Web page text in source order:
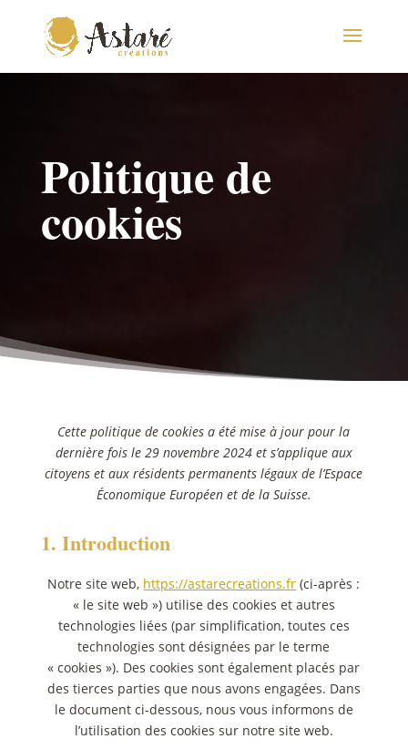
Politique de
cookies
Cette politique de cookies a été mise à jour pour la
dernière fois le 29 novembre 2024 et s’applique aux
citoyens et aux résidents permanents légaux de l’Espace
Économique Européen et de la Suisse.
1. Introduction
Notre site web, https://astarecreations.fr (ci-après :
« le site web ») utilise des cookies et autres
technologies liées (par simplification, toutes ces
technologies sont désignées par le terme
« cookies »). Des cookies sont également placés par
des tierces parties que nous avons engagées. Dans
le document ci-dessous, nous vous informons de
l’utilisation des cookies sur notre site web.